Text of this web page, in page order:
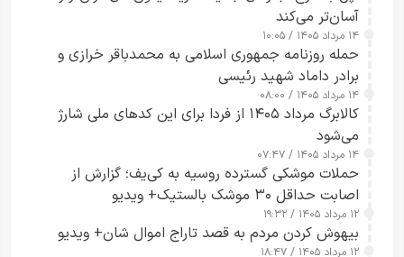
آسان‌تر می‌کند
۱۴ مرداد ۱۴۰۵ / ۱۰:۰۵
حمله روزنامه جمهوری اسلامی به محمدباقر خرازی و
برادر داماد شهید رئیسی
۱۴ مرداد ۱۴۰۵ / ۰۸:۰۰
کالابرگ مرداد ۱۴۰۵ از فردا برای این کدهای ملی شارژ
می‌شود
۱۴ مرداد ۱۴۰۵ / ۰۷:۴۷
حملات موشکی گسترده روسیه به کی‌یف؛ گزارش از
اصابت حداقل ۳۰ موشک بالستیک+ ویدیو
۱۲ مرداد ۱۴۰۵ / ۱۹:۳۲
بیهوش کردن مردم به قصد تاراج اموال شان+ ویدیو
۱۲ مرداد ۱۴۰۵ / ۱۸:۴۷